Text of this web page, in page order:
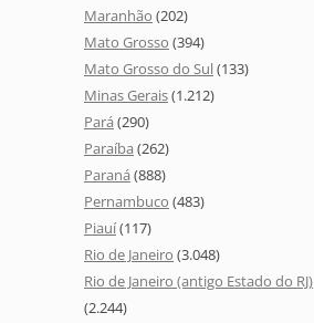
Maranhão (202)
Mato Grosso (394)
Mato Grosso do Sul(133)
Minas Gerais(1.212)
Pará (290)
Paraíba (262)
Paraná (888)
Pernambuco (483)
Piauí(117)
Rio de Janeiro (3.048)
Rio de Janeiro (antigo Estado do RJ)
(2.244)